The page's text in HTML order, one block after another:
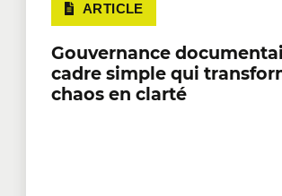
ARTICLE
Gouvernance
cadre simple qui
chaos en clarté